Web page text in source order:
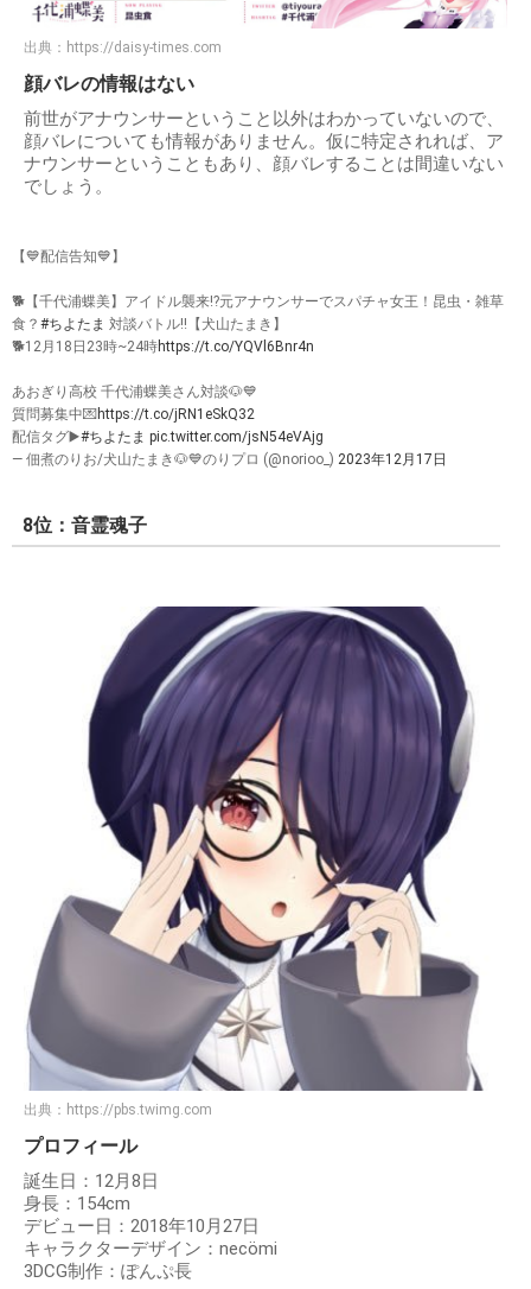
出典： https://daisy-times.com
顔バレの情報はない
前世がアナウンサーということ以外はわかっていないので、
顔バレについても情報がありません。仮に特定されれば、ア
ナウンサーということもあり、顔バレすることは間違いない
でしょう。
【💙配信告知💙】
🐕【千代浦蝶美】アイドル襲来!?元アナウンサーでスパチャ女王！昆虫・雑草
食？ #ちよたま 対談バトル!!【犬山たまき】
🐕12月18日23時~24時https://t.co/YQVl6Bnr4n
あおぎり高校 千代浦蝶美さん対談🐶💙
質問募集中💌https://t.co/jRN1eSkQ32
配信タグ▶️#ちよたま pic.twitter.com/jsN54eVAjg
— 佃煮のりお/犬山たまき🐶💙のりプロ (@norioo_) 2023年12月17日
8位：音霊魂子
出典： https://pbs.twimg.com
プロフィール
誕生日：12月8日
身長：154cm
デビュー日：2018年10月27日
キャラクターデザイン：necömi
3DCG制作：ぽんぷ長